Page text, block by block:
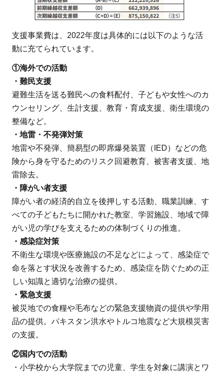
支援事業費は、2022年度は具体的には以下のような活
動に充てられています。
①海外での活動
・難民支援
避難生活を送る難民への食料配付、子どもや女性へのカ
ウンセリング、生計支援、教育・育成支援、衛生環境の
整備など。
・地雷・不発弾対策
地雷や不発弾、簡易型の即席爆発装置（IED）などの危
険から身を守るためのリスク回避教育、被害者支援、地
雷除去。
・障がい者支援
障がい者の経済的自立を後押しする活動、職業訓練、す
べての子どもたちに開かれた教室、学習施設、地域で障
がい児の学びを支えるための体制づくりの推進。
・感染症対策
不衛生な環境や医療施設の不足などによって、感染症で
命を落とす状況を改善するため、感染症を防ぐための正
しい知識と適切な治療の提供。
・緊急支援
被災地での食糧や毛布などの緊急支援物資の提供や学用
品の提供。パキスタン洪水やトルコ地震など大規模災害
の支援。
②国内での活動
・小学校から大学院までの児童、学生を対象に講演とワ